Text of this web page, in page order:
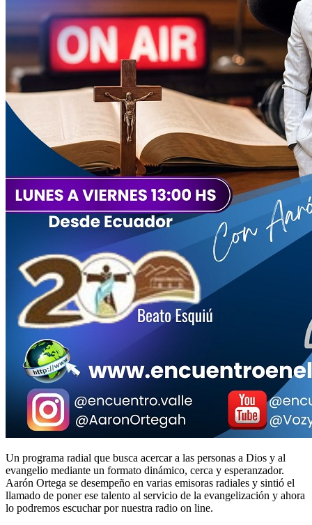
Un programa radial que busca acercar a las personas a Dios y al
evangelio mediante un formato dinámico, cerca y esperanzador.
Aarón Ortega se desempeño en varias emisoras radiales y sintió el
llamado de poner ese talento al servicio de la evangelización y ahora
lo podremos escuchar por nuestra radio on line.